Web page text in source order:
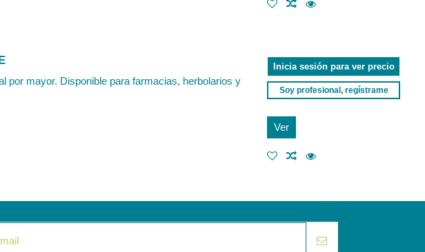
por mayor. Disponible para farmacias, herbolarios y
Inicia sesión para ver precio
Soy profesional, regístrame
Ver